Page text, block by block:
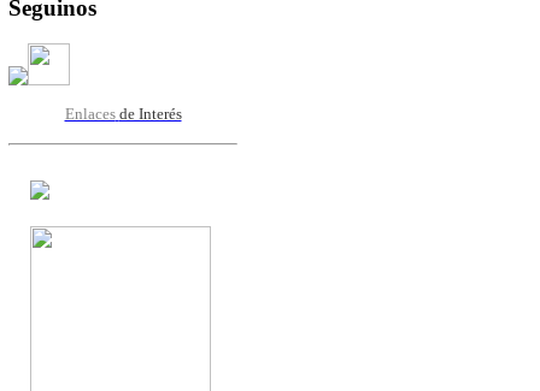
Seguinos
Enlaces de Interés